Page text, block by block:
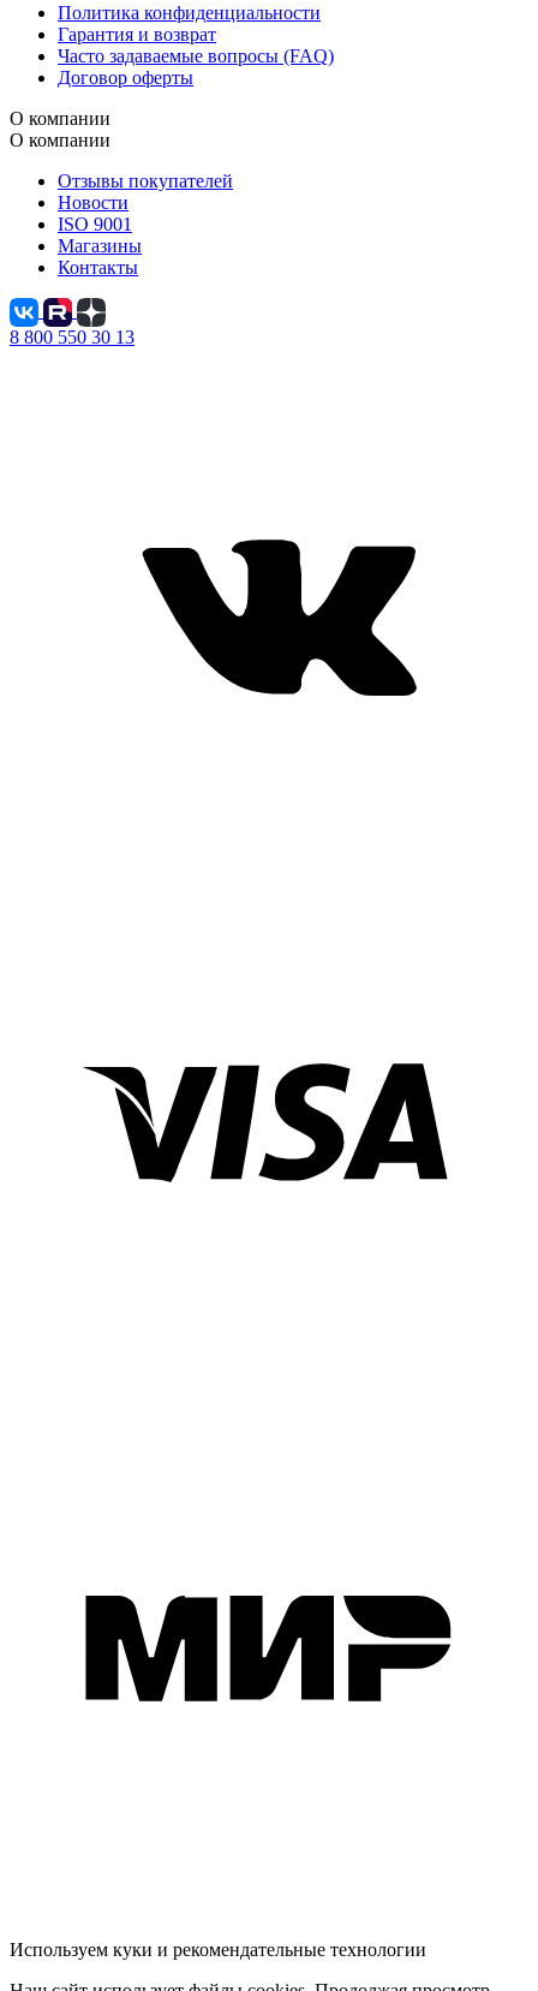
Политика конфиденциальности
Гарантия и возврат
Часто задаваемые вопросы (FAQ)
Договор оферты
О компании
О компании
Отзывы покупателей
Новости
ISO 9001
Магазины
Контакты
8 800 550 30 13
Используем куки и рекомендательные технологии